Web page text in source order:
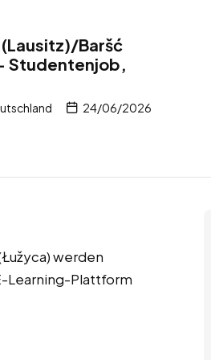
Baršć
Studentenjob,
24/06/2026
werden
Learning-Plattform